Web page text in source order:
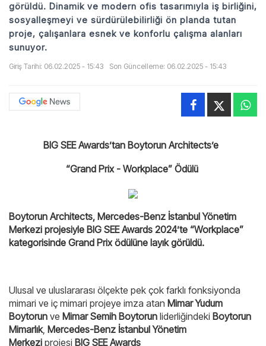
görüldü. Dinamik ve modern ofis tasarımıyla iş birliğini,
sosyalleşmeyi ve sürdürülebilirliği ön planda tutan
proje, çalışanlara esnek ve konforlu çalışma alanları
sunuyor.
Giriş Tarihi: 06.02.2025 - 15:43 Son Güncelleme: 06.02.2025 - 15:43
BIG SEE Awards’tan Boytorun Architects’e
“Grand Prix - Workplace” Ödülü
Boytorun Architects, Mercedes-Benz İstanbul Yönetim
Merkezi projesiyle BIG SEE Awards 2024’te “Workplace”
kategorisinde Grand Prix ödülüne layık görüldü.
Ulusal ve uluslararası ölçekte pek çok farklı fonksiyonda
mimari ve iç mimari projeye imza atan Mimar Yudum
Boytorun ve Mimar Semih Boytorun liderliğindeki Boytorun
Mimarlık, Mercedes-Benz İstanbul Yönetim
Merkezi projesi BIG SEE Awards